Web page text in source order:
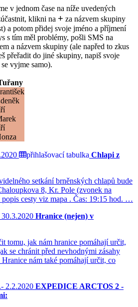
v jednom čase na níže uvedených
místech. Pokud se chceš zúčastnit, klikni na + za názvem skupiny
a potom přidej svoje jméno a příjmení
s tím měl problémy, pošli SMS na
skupiny (ale napřed to zkus
přeřadit do jiné skupiny, napiš svoje
jméno do ní (z té původní se vyjme samo).
přihlašovací tabulka Chlapi z
setkání brněnských chlapů bude
8, Kr. Pole (zvonek na
cesty viz mapa . Čas: 19:15 hod. …
Hranice (nejen) v
tomu, jak nám hranice pomáhají určit,
se chránit před nevhodnými zásahy
nám také pomáhají určit, co
2.2.2020 EXPEDICE ARCTOS 2 -